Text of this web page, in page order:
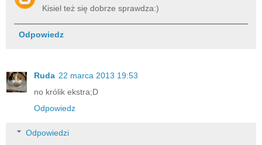
Kisiel też się dobrze sprawdza:)
Odpowiedz
Ruda 22 marca 2013 19:53
no królik ekstra;D
Odpowiedz
Odpowiedzi